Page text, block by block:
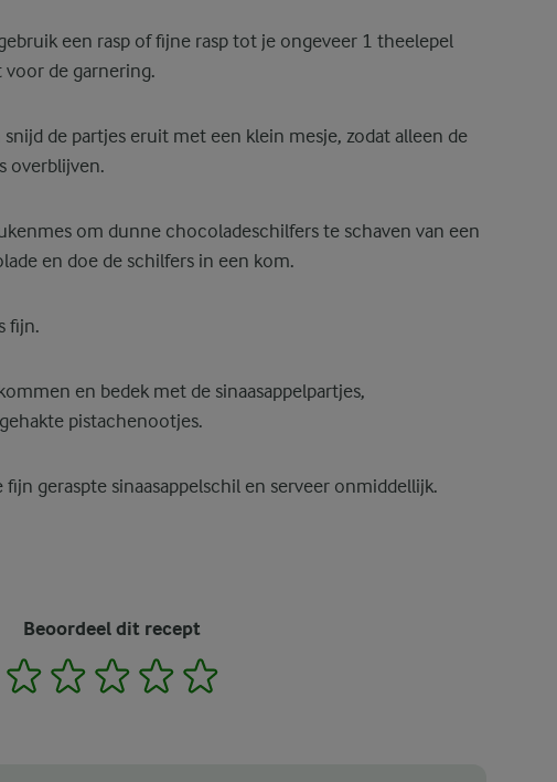
een rasp of fijne rasp tot je ongeveer 1 theelepel
de garnering.
snijd de partjes eruit met een klein mesje, zodat alleen de
overblijven.
om dunne chocoladeschilfers te schaven van een
en doe de schilfers in een kom.
fijn.
en bedek met de sinaasappelpartjes,
pistachenootjes.
geraspte sinaasappelschil en serveer onmiddellijk.
Beoordeel dit recept
1 2 3 4